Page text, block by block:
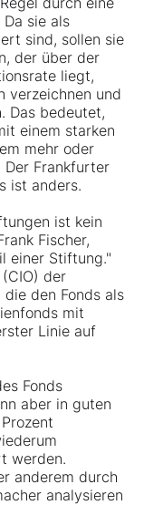
sie als
sind, sollen sie
der über der
liegt,
verzeichnen und
Das bedeutet,
einem starken
mehr oder
Der Frankfurter
ist anders.
ist kein
Fischer,
einer Stiftung."
der
die den Fonds als
mit
Linie auf
Fonds
aber in guten
werden.
anderem durch
analysieren